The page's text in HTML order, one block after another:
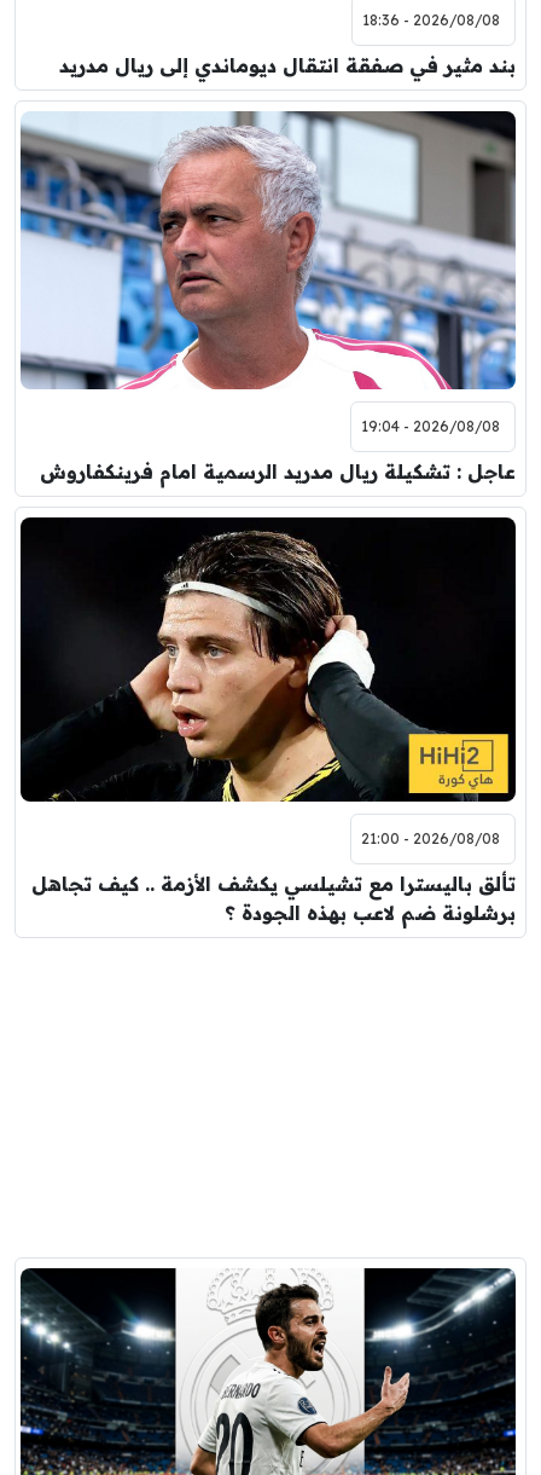
2026/08/08 - 18:36
بند مثير في صفقة انتقال ديوماندي إلى ريال مدريد
2026/08/08 - 19:04
عاجل : تشكيلة ريال مدريد الرسمية امام فرينكفاروش
2026/08/08 - 21:00
تألق باليسترا مع تشيلسي يكشف الأزمة .. كيف تجاهل
برشلونة ضم لاعب بهذه الجودة ؟